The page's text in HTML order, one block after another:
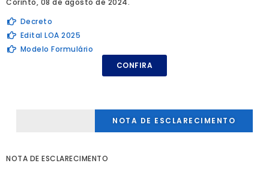
Decreto
Edital LOA 2025
Modelo Formulário
CONFIRA
NOTA DE ESCLARECIMENTO
NOTA DE ESCLARECIMENTO